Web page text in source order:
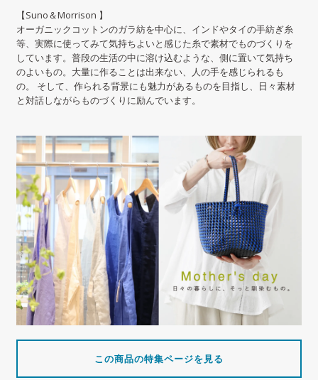
【Suno＆Morrison 】
オーガニックコットンのガラ紡を中心に、インドやタイの手紡ぎ糸
等、実際に使ってみて気持ちよいと感じた糸で素材でものづくりを
しています。普段の生活の中に溶け込むような、側に置いて気持ち
のよいもの。大量に作ることは出来ない、人の手を感じられるも
の。 そして、作られる背景にも魅力があるものを目指し、日々素材
と対話しながらものづくりに励んでいます。
この商品の特集ページを見る